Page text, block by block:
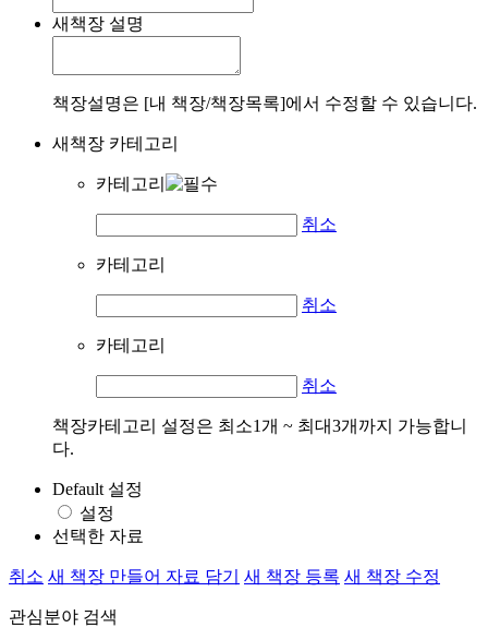
새책장 설명
책장설명은 [내 책장/책장목록]에서 수정할 수 있습니다.
새책장 카테고리
카테고리
취소
카테고리
취소
카테고리
취소
책장카테고리 설정은 최소1개 ~ 최대3개까지 가능합니
다.
Default 설정
설정
선택한 자료
취소 새 책장 만들어 자료 담기 새 책장 등록 새 책장 수정
관심분야 검색